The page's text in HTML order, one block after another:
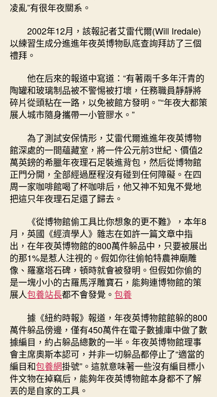
凌亂”有很年夜關系。
2002年12月，該報記者艾雷代爾(Will Iredale)
以練習生成分進進年夜英博物臥底查詢拜訪了三個
禮拜。
他在后來的報道中寫道：“有著兩千多年汗青的
陶罐和玻璃制品被不警惕被打壞，任務職員靜靜將
碎片從頭粘在一路，以免被館方發明。”“年夜大都策
展人城市隨身攜帶一小管膠水。”
為了測試安保情形，艾雷代爾進進年夜英博物
館深處的一間蘊藏室，將一件公元前3世紀、價值2
萬英鎊的希臘年夜理石足裝進背包，然后從博物館
正門分開，全部經過歷程沒有碰到任何障礙。在四
周一家咖啡館喝了杯咖啡后，他又神不知鬼不覺地
把這只年夜理石足還了歸去。
《從博物館偷工具比你想象的更不難》，本年8
月，英國《經濟學人》雜志在如許一篇文章中指
出，在年夜英博物館的800萬件躲品中，只要被展出
的那1%是惹人注視的。假如你往偷帕特農神廟雕
像、羅塞塔石碑，頓時就會被發明。但假如你偷的
是一塊小小的古羅馬浮雕寶石，能夠連博物館的策
展人包養站長都不會發覺。 包養
據《紐約時報》報道，年夜英博物館館躲的800
萬件躲品傍邊，僅有450萬件在電子數據庫中做了數
據編目，約占躲品總數的一半。年夜英博物館理事
會主席奧斯本認可，并非一切躲品都停止了“適當的
編目和包養網掛號”。這就意味著一些沒有編目標小
件文物在掉竊后，能夠年夜英博物館本身都不了解
丟的是自家的工具。